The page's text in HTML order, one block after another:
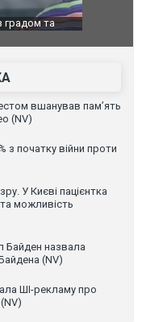
оновлення
Вийшов
фільму
вшанував пам’ять
(NV)
з початку війни проти
У Києві пацієнтка
можливість
Байден назвала
(NV)
ШІ-рекламу про